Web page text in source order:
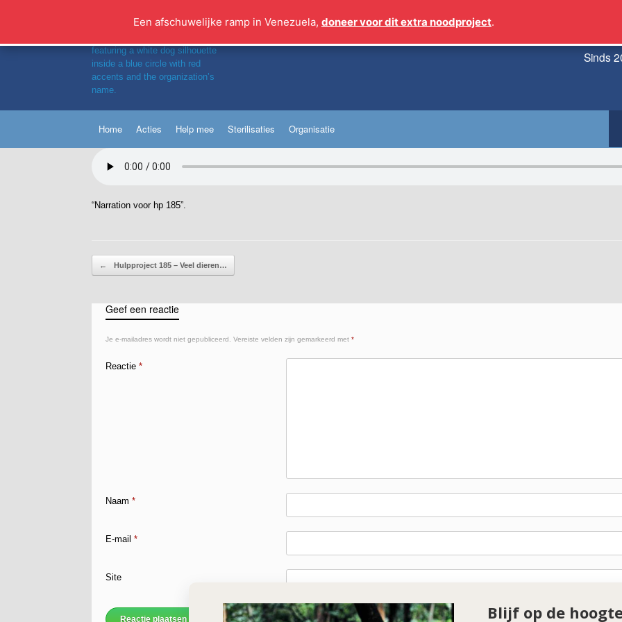
inhoud
Sinds
Home Acties Help mee Sterilisaties Organisatie
“Narration voor hp 185”.
Bericht navigatie
← Hulpproject 185 – Veel dieren…
Geef een reactie
Je e-mailadres wordt niet gepubliceerd. Vereiste velden zijn gemarkeerd met *
Reactie *
Naam *
E-mail *
Site
Een afschuwelijke ramp in Venezuela, doneer voor dit extra noodproject.
Blijf op de